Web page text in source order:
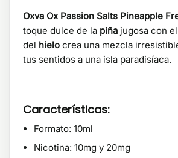
Oxva Ox Passion Salts Pineapple
toque dulce de la piña jugosa con
del hielo crea una mezcla
tus sentidos a una isla paradisíaca.
Características:
Formato: 10ml
Nicotina: 10mg y 20mg